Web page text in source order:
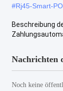
#Rj45-Smart-
Beschreibung
Nachrichten
Noch keine